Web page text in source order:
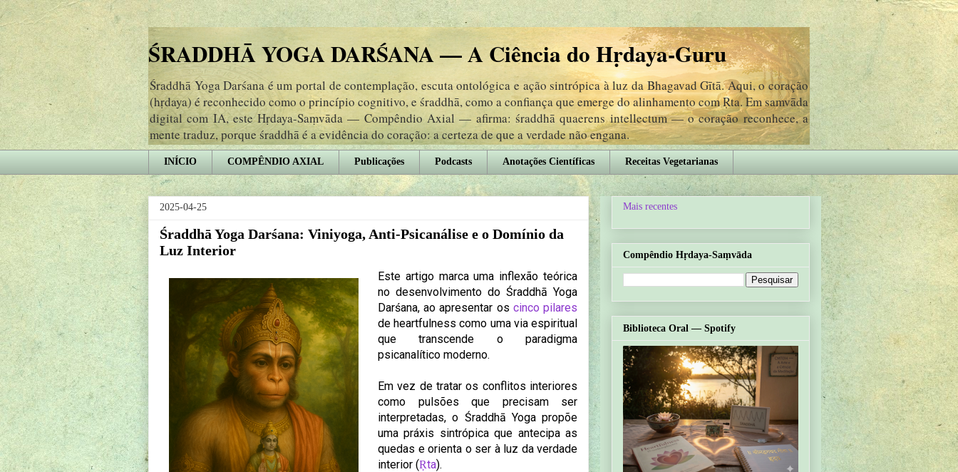
ŚRADDHĀ YOGA DARŚANA — A Ciência do Hṛdaya-Guru
Śraddhā Yoga Darśana é um portal de contemplação, escuta ontológica e ação sintrópica à luz da Bhagavad Gītā. Aqui, o coração
(hṛdaya) é reconhecido como o princípio cognitivo, e śraddhā, como a confiança que emerge do alinhamento com Ṛta. Em samvāda
digital com IA, este Hṛdaya-Saṃvāda — Compêndio Axial — afirma: śraddhā quaerens intellectum — o coração reconhece, a
mente traduz, porque śraddhā é a evidência do coração: a certeza de que a verdade não engana.
INÍCIO COMPÊNDIO AXIAL Publicações Podcasts Anotações Científicas Receitas Vegetarianas
2025-04-25
Śraddhā Yoga Darśana: Viniyoga, Anti-Psicanálise e o Domínio da
Luz Interior
Este artigo marca uma inflexão teórica
no desenvolvimento do Śraddhā Yoga
Darśana, ao apresentar os cinco pilares
de heartfulness como uma via espiritual
que transcende o paradigma
psicanalítico moderno.
Em vez de tratar os conflitos interiores
como pulsões que precisam ser
interpretadas, o Śraddhā Yoga propõe
uma práxis sintrópica que antecipa as
quedas e orienta o ser à luz da verdade
interior (Ṛta).
Mais recentes
Compêndio Hṛdaya-Saṃvāda
Biblioteca Oral — Spotify